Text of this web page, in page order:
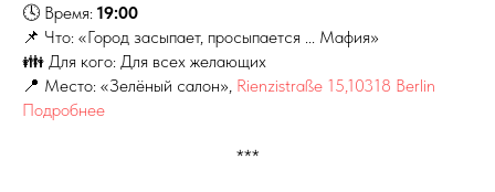
🕓 Время: 19:00
📌 Что: «Город засыпает, просыпается ... Мафия»
👪 Для кого: Для всех желающих
📍 Место: «Зелёный салон», Rienzistraße 15,10318 Berlin
Подробнее
***